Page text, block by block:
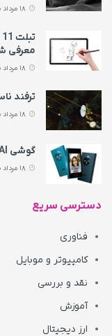
معرفی
ترفند
گوشی HMD Touch AI وارد بازار جهانی می‌ شود
دسترسی سریع
فناوری
کامپیوتر و موبایل
نقد و بررسی
آموزش
ارز دیجیتال